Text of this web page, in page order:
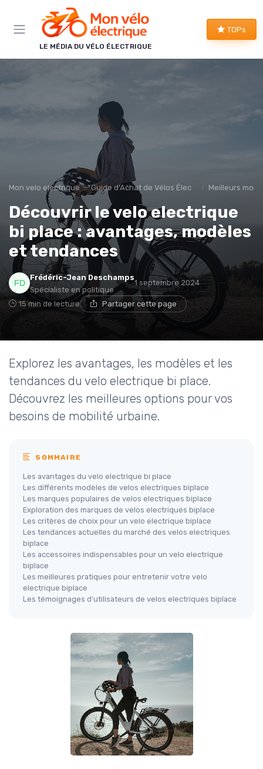
LE MÉDIA DU VÉLO ÉLECTRIQUE
TOPs
Mon velo electrique Guide d'Achat de Vélos Électriques Meilleurs
Découvrir le velo electrique
bi place : avantages, modèles
et tendances
Frédéric-Jean Deschamps
Spécialiste en politique
1 septembre 2024
15 min de lecture Partager cette page
Explorez les avantages, les modèles et les
tendances du velo electrique bi place.
Découvrez les meilleures options pour vos
besoins de mobilité urbaine.
SOMMAIRE
Les avantages du velo electrique bi place
Les différents modèles de velos electriques biplace
Les marques populaires de velos electriques biplace
Exploration des marques de velos electriques biplace
Les critères de choix pour un velo electrique biplace
Les tendances actuelles du marché des velos electriques
biplace
Les accessoires indispensables pour un velo electrique
biplace
Les meilleures pratiques pour entretenir votre velo
electrique biplace
Les témoignages d'utilisateurs de velos electriques biplace
Panneau de gestion des cookies